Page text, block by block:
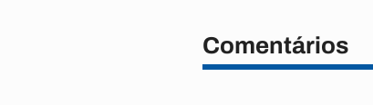
Comentários